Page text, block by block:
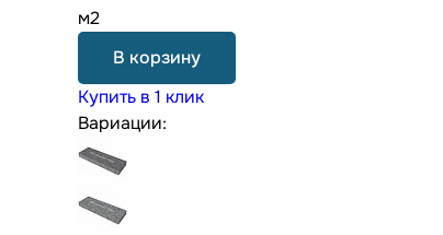
м2
В корзину
Купить в 1 клик
Вариации: